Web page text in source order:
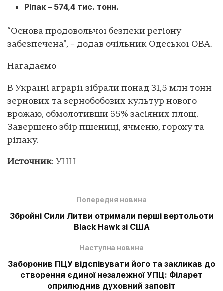
Ріпак – 574,4 тис. тонн.
“Основа продовольчої безпеки регіону
забезпечена”, – додав очільник Одеської ОВА.
Нагадаємо
В Україні аграрії зібрали понад 31,5 млн тонн
зернових та зернобобових культур нового
врожаю, обмолотивши 65% засіяних площ.
Завершено збір пшениці, ячменю, гороху та
ріпаку.
Источник: УНН
Попередня новина
Збройні Сили Литви отримали перші вертольоти
Black Hawk зі США
Наступна новина
Заборонив ПЦУ відспівувати його та закликав до
створення єдиної незалежної УПЦ: Філарет
оприлюднив духовний заповіт